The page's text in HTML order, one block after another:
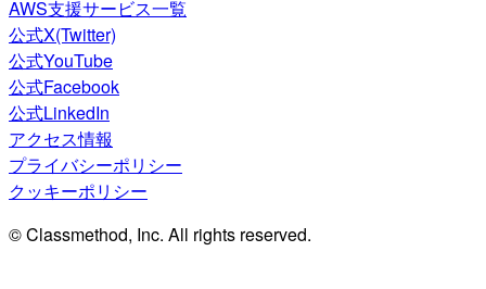
AWS支援サービス一覧
公式X(Twitter)
公式YouTube
公式Facebook
公式LinkedIn
アクセス情報
プライバシーポリシー
クッキーポリシー
© Classmethod, Inc. All rights reserved.